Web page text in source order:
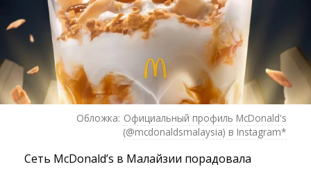
Обложка: Официальный профиль McDonald's
(@mcdonaldsmalaysia) в Instagram*
Сеть McDonald’s в Малайзии порадовала